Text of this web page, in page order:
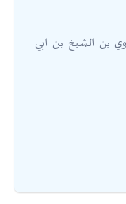
بن الشيخ بن ابي